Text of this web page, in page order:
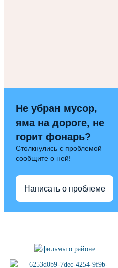
Не убран мусор,
яма на дороге, не
горит фонарь?
Столкнулись с проблемой —
сообщите о ней!
Написать о проблеме